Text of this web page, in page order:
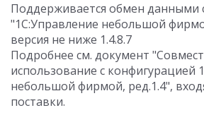
Поддерживается обмен данными
"1С:Управление небольшой
версия не ниже 1.4.8.7
Подробнее см. документ
использование с конфигурацией
небольшой фирмой, ред.1.4",
поставки.